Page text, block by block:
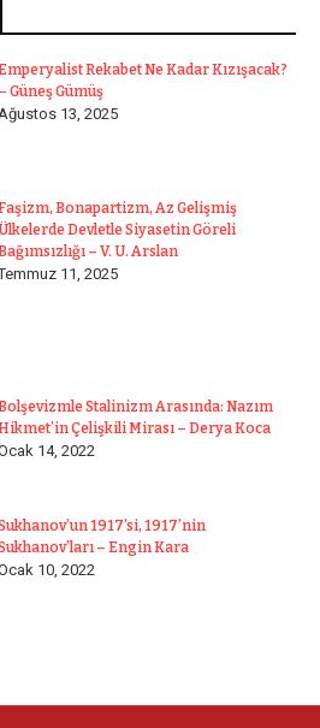
Rekabet Ne Kadar Kızışacak?
– Güneş Gümüş
Ağustos 13, 2025
Bonapartizm, Az Gelişmiş
Devletle Siyasetin Göreli
– V. U. Arslan
11, 2025
Stalinizm Arasında: Nazım
Çelişkili Mirası – Derya Koca
14, 2022
1917’si, 1917’nin
– Engin Kara
10, 2022